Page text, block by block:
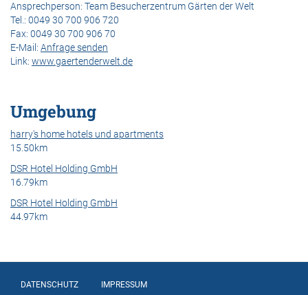
Ansprechperson: Team Besucherzentrum Gärten der Welt
Tel.: 0049 30 700 906 720
Fax: 0049 30 700 906 70
E-Mail: Anfrage senden
Link: www.gaertenderwelt.de
Umgebung
harry's home hotels und apartments
15.50km
DSR Hotel Holding GmbH
16.79km
DSR Hotel Holding GmbH
44.97km
DATENSCHUTZ IMPRESSUM